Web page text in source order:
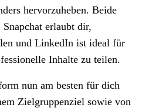
hervorzuheben. Beide
erlaubt dir,
und LinkedIn ist ideal für
Inhalte zu teilen.
nun am besten für dich
Zielgruppenziel sowie von